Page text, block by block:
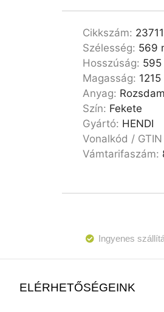
Cikkszám:
Szélesség: 569
Hosszúság: 595
Magasság:
Anyag:
Szín: Fekete
Gyártó: HENDI
Vonalkód /
Vámtarifaszám:
Ingyenes
ELÉRHETŐSÉGEINK